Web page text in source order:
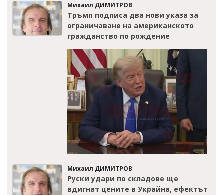
Михаил ДИМИТРОВ
Тръмп подписа два нови указа за
ограничаване на американското
гражданство по рождение
Михаил ДИМИТРОВ
Руски удари по складове ще
вдигнат цените в Украйна, ефектът